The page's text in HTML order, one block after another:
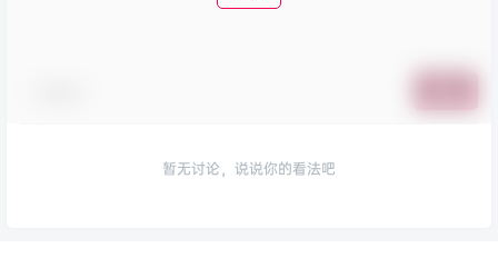
暂无讨论，说说你的看法吧